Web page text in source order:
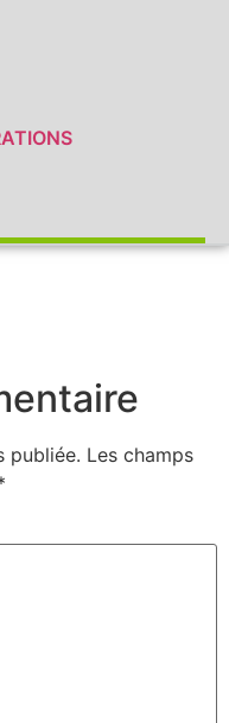
publiée. Les champs